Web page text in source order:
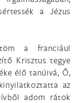
a Jézus
a franciául
Krisztus tegye
élő tanúivá, Ő,
az
adom rátok